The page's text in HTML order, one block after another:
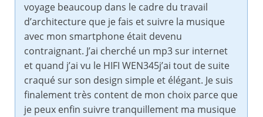
voyage beaucoup dans le cadre du travail
d’architecture que je fais et suivre la musique
avec mon smartphone était devenu
contraignant. J’ai cherché un mp3 sur internet
et quand j’ai vu le HIFI WEN345j’ai tout de suite
craqué sur son design simple et élégant. Je suis
finalement très content de mon choix parce que
je peux enfin suivre tranquillement ma musique